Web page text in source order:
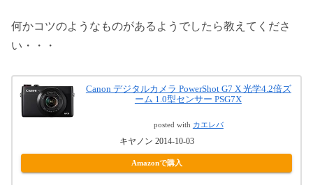
何かコツのようなものがあるようでしたら教えてくださ
い・・・
Canon デジタルカメラ PowerShot G7 X 光学4.2倍ズ
ーム 1.0型センサー PSG7X
posted with カエレバ
キヤノン 2014-10-03
Amazonで購入